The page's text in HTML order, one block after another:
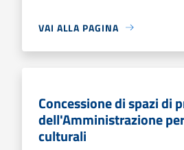
VAI ALLA PAGINA
Concessione di spazi di
dell'Amministrazione
culturali